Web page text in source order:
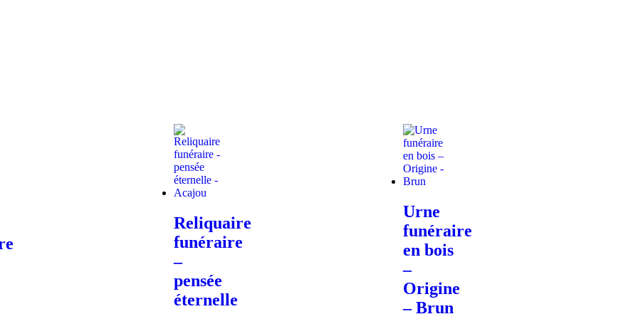
Reliquaire
funéraire
–
pensée
éternelle
Urne
funéraire
en bois
–
Origine
– Brun